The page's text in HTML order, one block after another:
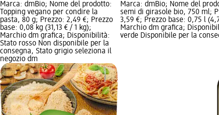
Marca: dmBio; Nome del prodotto:
Topping vegano per condire la
pasta, 80 g; Prezzo: 2,49 €; Prezzo
base: 0,08 kg (31,13 € / 1 kg);
Marchio dm grafica; Disponibilità:
Stato rosso Non disponibile per la
consegna, Stato grigio seleziona il
negozio dm
Marca: dmBio; Nome del
semi di girasole bio, 750 ml;
3,59 €; Prezzo base: 0,75 l
Marchio dm grafica;
verde Disponibile per la